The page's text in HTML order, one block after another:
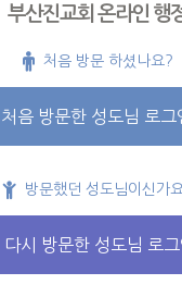
부산진교회 온라인 행
처음 방문 하셨나요?
처음 방문한 성도님 로그
방문했던 성도님이신가
다시 방문한 성도님 로그